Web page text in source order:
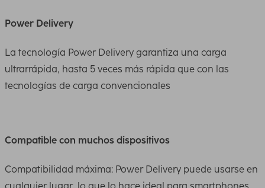
Power Delivery
La tecnología Power Delivery garantiza una carga
ultrarrápida, hasta 5 veces más rápida que con las
tecnologías de carga convencionales
Compatible con muchos dispositivos
Compatibilidad máxima: Power Delivery puede usarse en